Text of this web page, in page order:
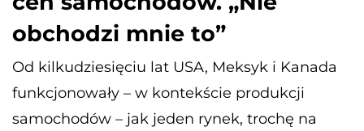
obchodzi mnie to”
Od kilkudziesięciu lat USA, Meksyk i Kanada
funkcjonowały – w kontekście produkcji
samochodów – jak jeden rynek, trochę na